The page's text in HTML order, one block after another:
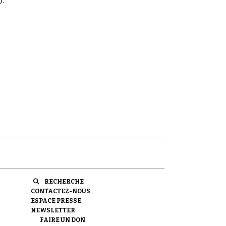
RECHERCHE
CONTACTEZ-NOUS
ESPACE PRESSE
NEWSLETTER
FAIRE UN DON